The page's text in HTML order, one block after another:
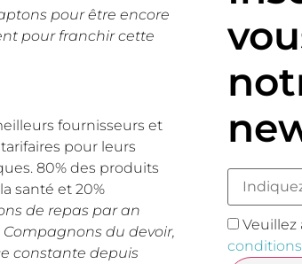
pour être encore
pour franchir cette
fournisseurs et
pour leurs
80% des produits
santé et 20%
de repas par an
du devoir,
constante depuis
Veuillez
conditions